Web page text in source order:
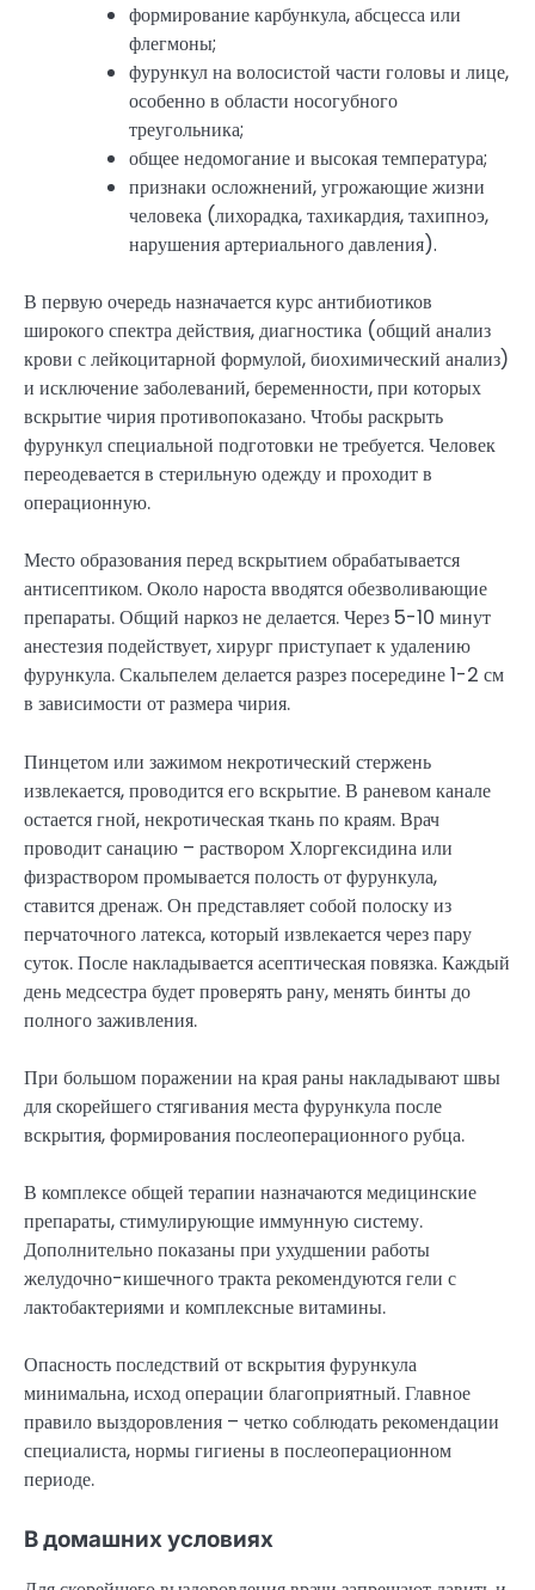
формирование карбункула, абсцесса или
флегмоны;
фурункул на волосистой части головы и лице,
особенно в области носогубного
треугольника;
общее недомогание и высокая температура;
признаки осложнений, угрожающие жизни
человека (лихорадка, тахикардия, тахипноэ,
нарушения артериального давления).
В первую очередь назначается курс антибиотиков
широкого спектра действия, диагностика (общий анализ
крови с лейкоцитарной формулой, биохимический анализ)
и исключение заболеваний, беременности, при которых
вскрытие чирия противопоказано. Чтобы раскрыть
фурункул специальной подготовки не требуется. Человек
переодевается в стерильную одежду и проходит в
операционную.
Место образования перед вскрытием обрабатывается
антисептиком. Около нароста вводятся обезволивающие
препараты. Общий наркоз не делается. Через 5-10 минут
анестезия подействует, хирург приступает к удалению
фурункула. Скальпелем делается разрез посередине 1-2 см
в зависимости от размера чирия.
Пинцетом или зажимом некротический стержень
извлекается, проводится его вскрытие. В раневом канале
остается гной, некротическая ткань по краям. Врач
проводит санацию – раствором Хлоргексидина или
физраствором промывается полость от фурункула,
ставится дренаж. Он представляет собой полоску из
перчаточного латекса, который извлекается через пару
суток. После накладывается асептическая повязка. Каждый
день медсестра будет проверять рану, менять бинты до
полного заживления.
При большом поражении на края раны накладывают швы
для скорейшего стягивания места фурункула после
вскрытия, формирования послеоперационного рубца.
В комплексе общей терапии назначаются медицинские
препараты, стимулирующие иммунную систему.
Дополнительно показаны при ухудшении работы
желудочно-кишечного тракта рекомендуются гели с
лактобактериями и комплексные витамины.
Опасность последствий от вскрытия фурункула
минимальна, исход операции благоприятный. Главное
правило выздоровления – четко соблюдать рекомендации
специалиста, нормы гигиены в послеоперационном
периоде.
В домашних условиях